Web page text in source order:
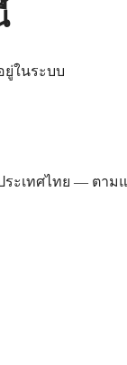
ในระบบ
ะเทศไทย — ตาม